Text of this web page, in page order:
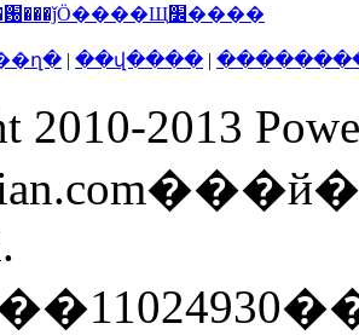
�＾��԰���ǰӦ����Щ׼����
| ��վ���� |
2010-2013